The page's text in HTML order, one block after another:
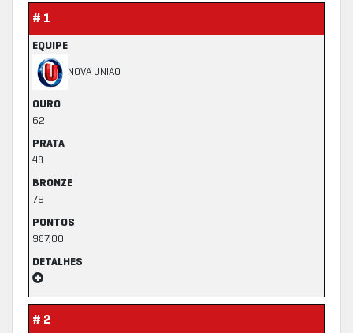
# 1
EQUIPE
NOVA UNIAO
OURO
62
PRATA
48
BRONZE
79
PONTOS
987,00
DETALHES
# 2